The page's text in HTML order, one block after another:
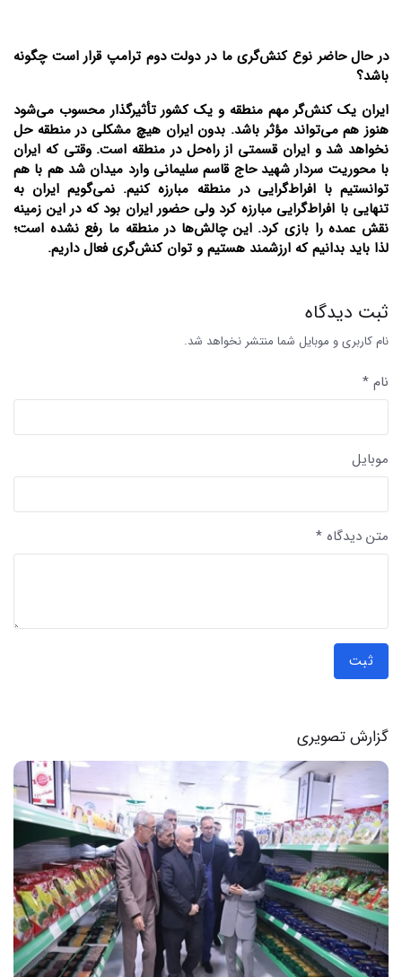
در حال حاضر نوع کنش‌گری ما در دولت دوم ترامپ قرار است چگونه
باشد؟
ایران یک کنش‌گر مهم منطقه و یک کشور تأثیرگذار محسوب می‌شود
هنوز هم می‌تواند مؤثر باشد. بدون ایران هیچ مشکلی در منطقه حل
نخواهد شد و ایران قسمتی از راه‌حل در منطقه است. وقتی که ایران
با محوریت سردار شهید حاج قاسم سلیمانی وارد میدان شد هم با هم
توانستیم با افراط‌گرایی در منطقه مبارزه کنیم. نمی‌گویم ایران به
تنهایی با افراط‌گرایی مبارزه کرد ولی حضور ایران بود که در این زمینه
نقش عمده را بازی کرد. این چالش‌ها در منطقه ما رفع نشده است؛
لذا باید بدانیم که ارزشمند هستیم و توان کنش‌گری فعال داریم.
ثبت دیدگاه
نام کاربری و موبایل شما منتشر نخواهد شد.
نام *
موبایل
متن دیدگاه *
ثبت
گزارش تصویری